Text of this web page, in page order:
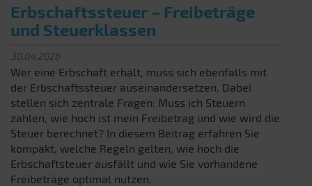
Erbschaftssteuer – Freibeträge
und Steuerklassen
30.04.2026
Wer eine Erbschaft erhält, muss sich ebenfalls mit
der Erbschaftssteuer auseinandersetzen. Dabei
stellen sich zentrale Fragen: Muss ich Steuern
zahlen, wie hoch ist mein Freibetrag und wie wird die
Steuer berechnet? In diesem Beitrag erfahren Sie
kompakt, welche Regeln gelten, wie hoch die
Erbschaftsteuer ausfällt und wie Sie vorhandene
Freibeträge optimal nutzen.